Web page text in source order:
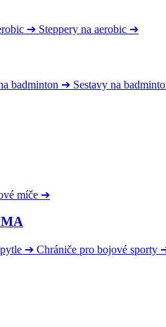
➔ Steppery na aerobic ➔
badminton ➔ Sestavy na
míče ➔
➔ Chrániče pro bojové sporty